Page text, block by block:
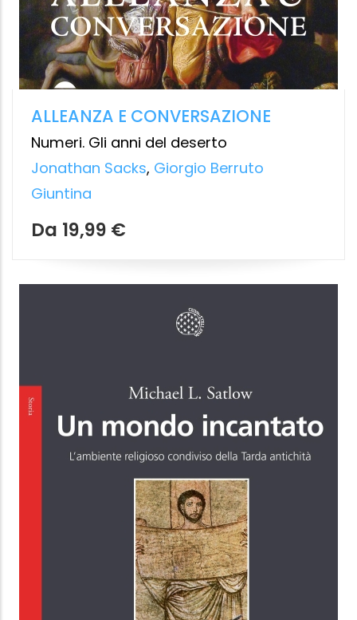
12.99 €
SANTIAGO
Il Cammino che ti cambia la vita
TS Edizioni